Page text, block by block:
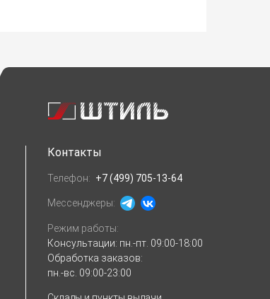
Контакты
Телефон: +7 (499) 705-13-64
Мессенджеры:
Режим работы:
Консультации: пн.-пт. 09:00-18:00
Обработка заказов:
пн.-вс. 09:00-23:00